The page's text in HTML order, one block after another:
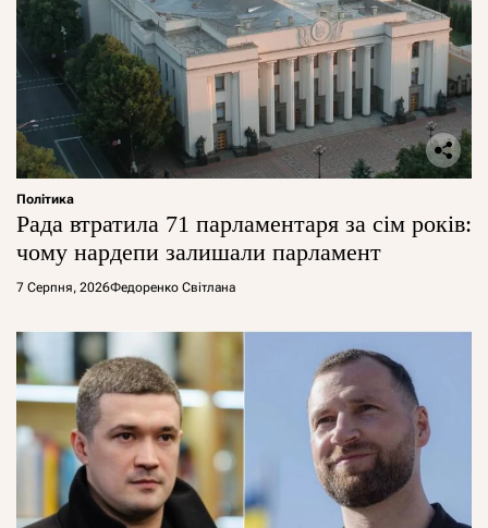
Політика
Рада втратила 71 парламентаря за сім років:
чому нардепи залишали парламент
7 Серпня, 2026Федоренко Світлана